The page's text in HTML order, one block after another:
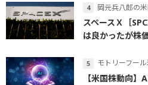
岡元兵八郎の
スペースＸ［
は良かったが株
モトリーフー
【米国株動向